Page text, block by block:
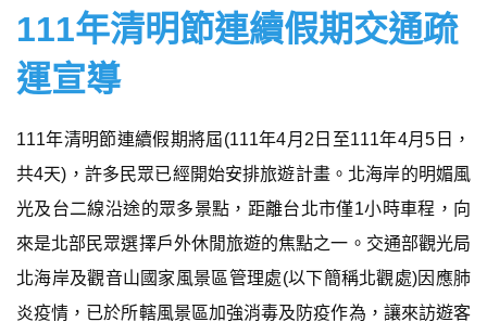
111年清明節連續假期交通疏
運宣導
111年清明節連續假期將屆(111年4月2日至111年4月5日，
共4天)，許多民眾已經開始安排旅遊計畫。北海岸的明媚風
光及台二線沿途的眾多景點，距離台北市僅1小時車程，向
來是北部民眾選擇戶外休閒旅遊的焦點之一。交通部觀光局
北海岸及觀音山國家風景區管理處(以下簡稱北觀處)因應肺
炎疫情，已於所轄風景區加強消毒及防疫作為，讓來訪遊客